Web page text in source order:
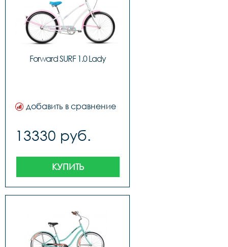
Forward SURF 1.0 Lady
добавить в сравнение
13330 руб.
КУПИТЬ